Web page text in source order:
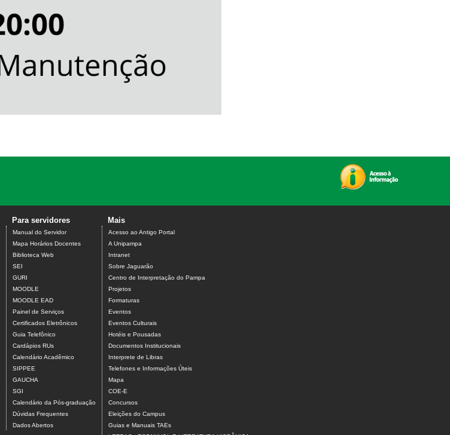
Para servidores
Manual do Servidor
Mapa Horários Docentes
Biblioteca Web
SEI
GURI
MOODLE
MOODLE EAD
Painel de Serviços
Certificados Eletrônicos
Guia Telefônico
Cardápios RUs
Calendário Acadêmico
SIPPEE
GAUCHA
SGI
Calendário da Pós-graduação
Dúvidas Frequentes
Dados Abertos
Mais
Acesso ao Antigo Portal
A Unipampa
Intranet
Sobre Jaguarão
Centro de Interpretação do Pampa
Projetos
Formaturas
Eventos
Eventos Culturais
Hotéis e Pousadas
Documentos Institucionais
Interprete de Libras
Telefones e Informações Úteis
Mapa
COE-E
Concursos
Eleições do Campus
Guias e Manuais TAEs